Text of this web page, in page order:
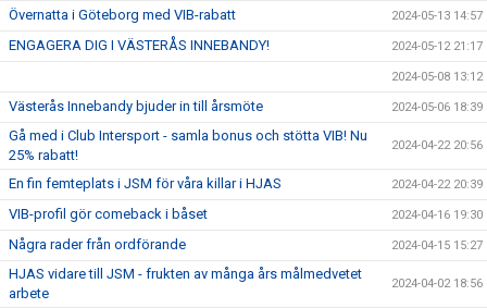
Övernatta i Göteborg med VIB-rabatt 2024-05-13 14:57
ENGAGERA DIG I VÄSTERÅS INNEBANDY! 2024-05-12 21:17
2024-05-08 13:12
Västerås Innebandy bjuder in till årsmöte 2024-05-06 18:39
Gå med i Club Intersport - samla bonus och stötta VIB! Nu
25% rabatt!
2024-04-22 20:56
En fin femteplats i JSM för våra killar i HJAS 2024-04-22 20:39
VIB-profil gör comeback i båset 2024-04-16 19:30
Några rader från ordförande 2024-04-15 15:27
HJAS vidare till JSM - frukten av många års målmedvetet
arbete
2024-04-02 18:56